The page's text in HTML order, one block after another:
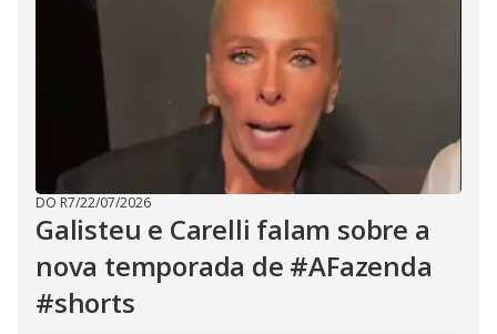
DO R7/22/07/2026
Galisteu e Carelli falam sobre a
nova temporada de #AFazenda
#shorts